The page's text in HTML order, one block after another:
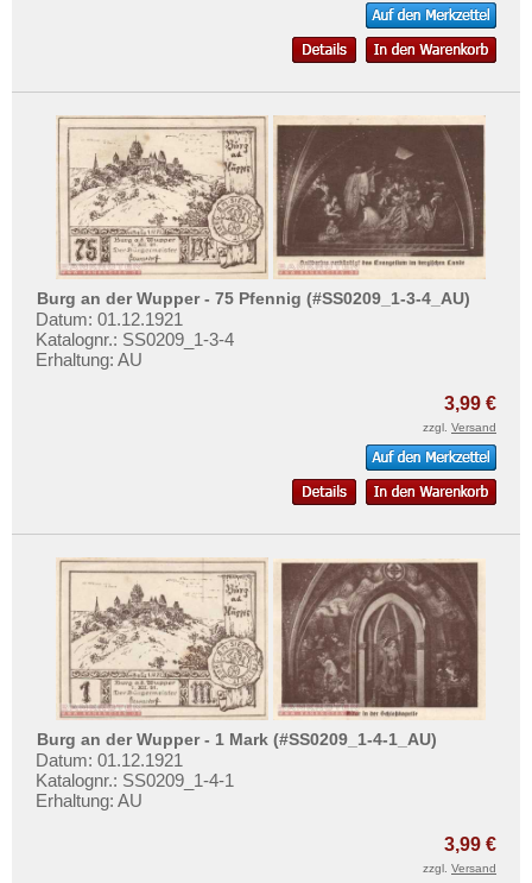
Burg an der Wupper - 75 Pfennig (#SS0209_1-3-4_AU)
Datum: 01.12.1921
Katalognr.: SS0209_1-3-4
Erhaltung: AU
3,99 €
zzgl. Versand
Burg an der Wupper - 1 Mark (#SS0209_1-4-1_AU)
Datum: 01.12.1921
Katalognr.: SS0209_1-4-1
Erhaltung: AU
3,99 €
zzgl. Versand